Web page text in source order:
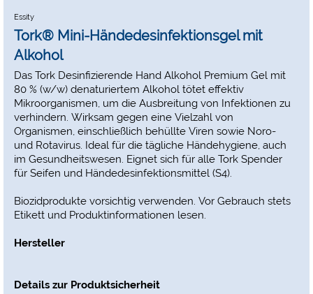
Essity
Tork® Mini-Händedesinfektionsgel mit
Alkohol
Das Tork Desinfizierende Hand Alkohol Premium Gel mit
80 % (w/w) denaturiertem Alkohol tötet effektiv
Mikroorganismen, um die Ausbreitung von Infektionen zu
verhindern. Wirksam gegen eine Vielzahl von
Organismen, einschließlich behüllte Viren sowie Noro-
und Rotavirus. Ideal für die tägliche Händehygiene, auch
im Gesundheitswesen. Eignet sich für alle Tork Spender
für Seifen und Händedesinfektionsmittel (S4).
Biozidprodukte vorsichtig verwenden. Vor Gebrauch stets
Etikett und Produktinformationen lesen.
Hersteller
Details zur Produktsicherheit